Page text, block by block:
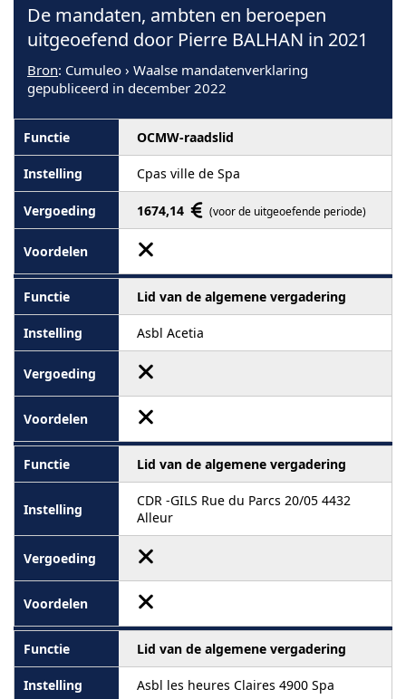
De mandaten, ambten en beroepen
uitgeoefend door Pierre BALHAN in 2021
Bron: Cumuleo › Waalse mandatenverklaring
gepubliceerd in december 2022
OCMW-raadslid
Cpas ville de Spa
1674,14 (voor de uitgeoefende periode)
Lid van de algemene vergadering
Asbl Acetia
Lid van de algemene vergadering
CDR -GILS Rue du Parcs 20/05 4432
Alleur
Lid van de algemene vergadering
Asbl les heures Claires 4900 Spa